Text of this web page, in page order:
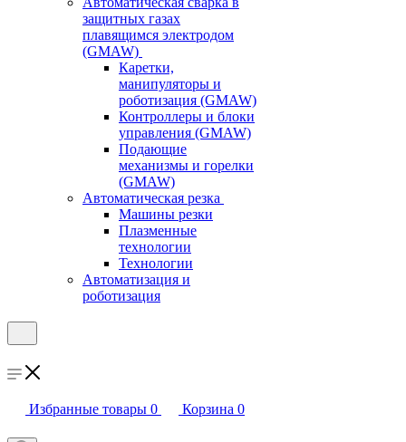
защитных газах
плавящимся электродом
(GMAW)
Каретки,
манипуляторы и
роботизация (GMAW)
Контроллеры и блоки
управления (GMAW)
Подающие
механизмы и горелки
(GMAW)
Автоматическая резка
Машины резки
Плазменные
технологии
Технологии
Автоматизация и
роботизация
Избранные товары 0 Корзина 0